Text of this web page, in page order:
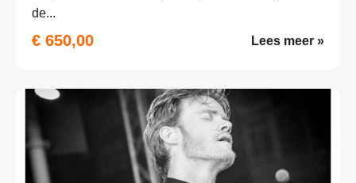
de...
€ 650,00 Lees meer »